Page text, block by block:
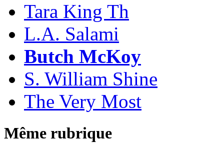
Tara King Th
L.A. Salami
Butch McKoy
S. William Shine
The Very Most
Même rubrique